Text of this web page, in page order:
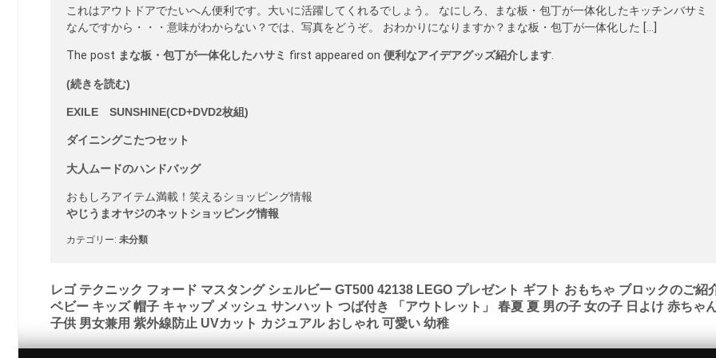
これはアウトドアでたいへん便利です。大いに活躍してくれるでしょう。 なにしろ、まな板・包丁が一体化したキッチンバサミ
なんですから・・・意味がわからない？では、写真をどうぞ。 おわかりになりますか？まな板・包丁が一体化した […]
The post まな板・包丁が一体化したハサミ first appeared on 便利なアイデアグッズ紹介します.
(続きを読む)
EXILE SUNSHINE(CD+DVD2枚組)
ダイニングこたつセット
大人ムードのハンドバッグ
おもしろアイテム満載！笑えるショッピング情報
やじうまオヤジのネットショッピング情報
カテゴリー: 未分類
投
稿
ナ
レゴ テクニック フォード マスタング シェルビー GT500 42138 LEGO プレゼント ギフト おもちゃ ブロックのご紹
ベビー キッズ 帽子 キャップ メッシュ サンハット つば付き 「アウトレット」 春夏 夏 男の子 女の子 日よけ 赤ちゃ
子供 男女兼用 紫外線防止 UVカット カジュアル おしゃれ 可愛い 幼稚